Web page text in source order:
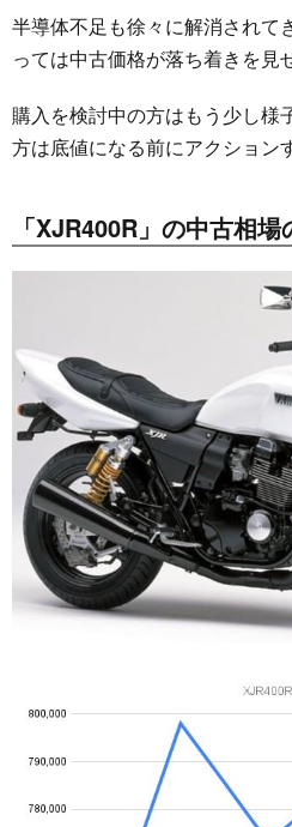
半導体不足も徐々に解消されて
っては中古価格が落ち着きを見
購入を検討中の方はもう少し様
方は底値になる前にアクション
「XJR400R」の中古相場